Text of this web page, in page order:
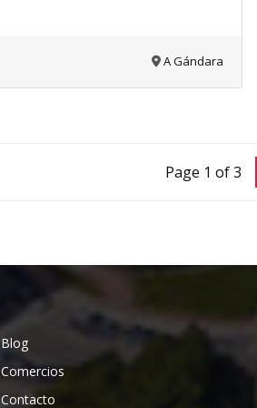
A Gándara
Page 1 of 3
Blog
Comercios
Contacto